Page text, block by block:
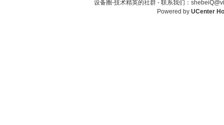
设备圈-技术精英的社群 - 联系我们：
Powered by UCenter